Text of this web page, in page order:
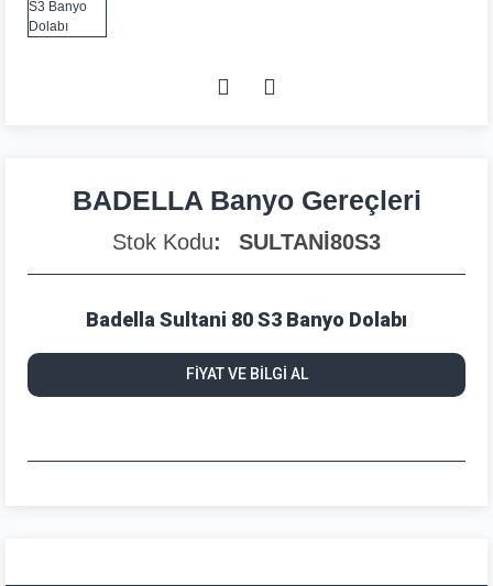
BADELLA Banyo Gereçleri
Stok Kodu SULTANİ80S3
Badella Sultani 80 S3 Banyo Dolabı
FİYAT VE BİLGİ AL